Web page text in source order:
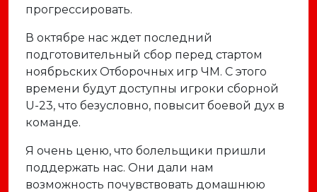
прогрессировать.
В октябре нас ждет последний
подготовительный сбор перед стартом
ноябрьских Отборочных игр ЧМ. С этого
времени будут доступны игроки сборной
U-23, что безусловно, повысит боевой дух в
команде.
Я очень ценю, что болельщики пришли
поддержать нас. Они дали нам
возможность почувствовать домашнюю